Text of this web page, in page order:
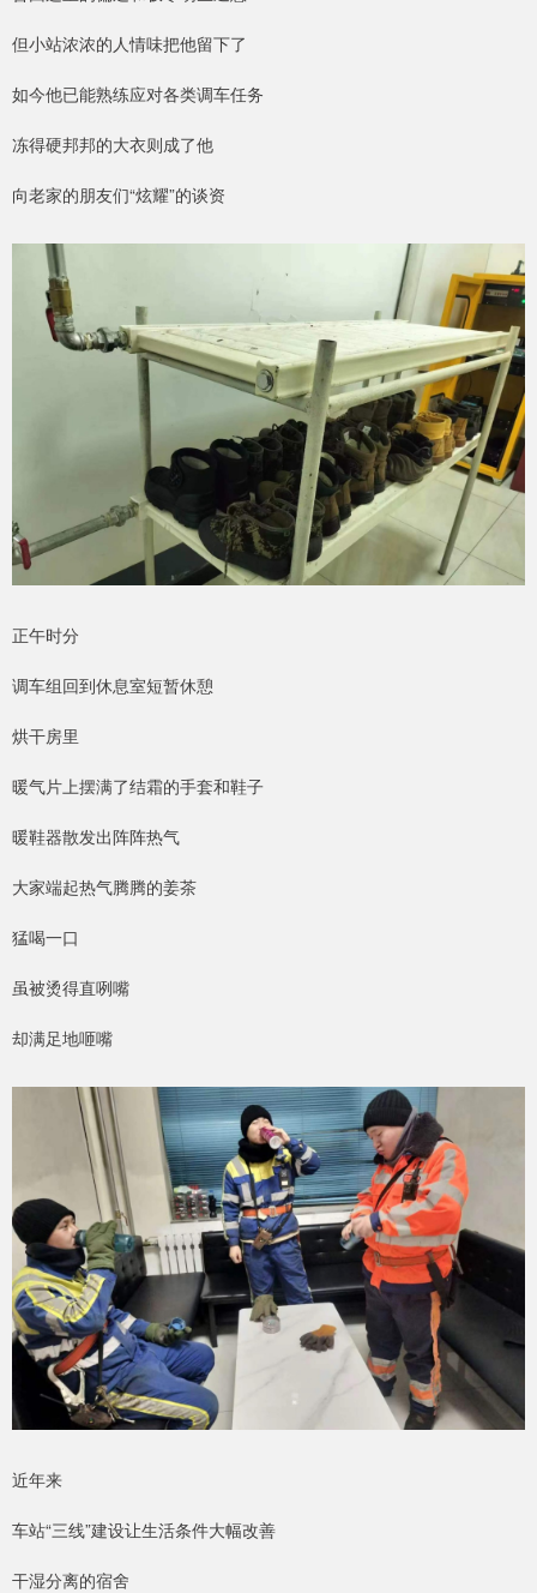
但小站浓浓的人情味把他留下了
如今他已能熟练应对各类调车任务
冻得硬邦邦的大衣则成了他
向老家的朋友们“炫耀”的谈资
正午时分
调车组回到休息室短暂休憩
烘干房里
暖气片上摆满了结霜的手套和鞋子
暖鞋器散发出阵阵热气
大家端起热气腾腾的姜茶
猛喝一口
虽被烫得直咧嘴
却满足地咂嘴
近年来
车站“三线”建设让生活条件大幅改善
干湿分离的宿舍